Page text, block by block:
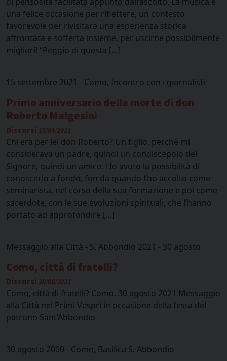
una felice occasione per riflettere, un contesto
favorevole per rivisitare una esperienza storica
affrontata e sofferta insieme, per uscirne possibilmente
migliori! “Peggio di questa […]
15 settembre 2021 - Como, Incontro con i giornalisti
Primo anniversario della morte di don
Roberto Malgesini
Discorsi 15/09/2021
Chi era per lei don Roberto? Un figlio, perché mi
considerava un padre, quindi un condiscepolo del
Signore, quindi un amico. Ho avuto la possibilità di
conoscerlo a fondo, fon da quando l’ho accolto come
seminarista, nel corso della sua formazione e poi come
sacerdote, con le sue evoluzioni spirituali, che l’hanno
portato ad approfondire […]
Messaggio alla Città - S. Abbondio 2021 - 30 agosto
Como, città di fratelli?
Discorsi 30/08/2021
Como, città di fratelli? Como, 30 agosto 2021 Messaggio
alla Città nei Primi Vespri in occasione della festa del
patrono Sant’Abbondio
30 agosto 2000 - Como, Basilica S. Abbondio